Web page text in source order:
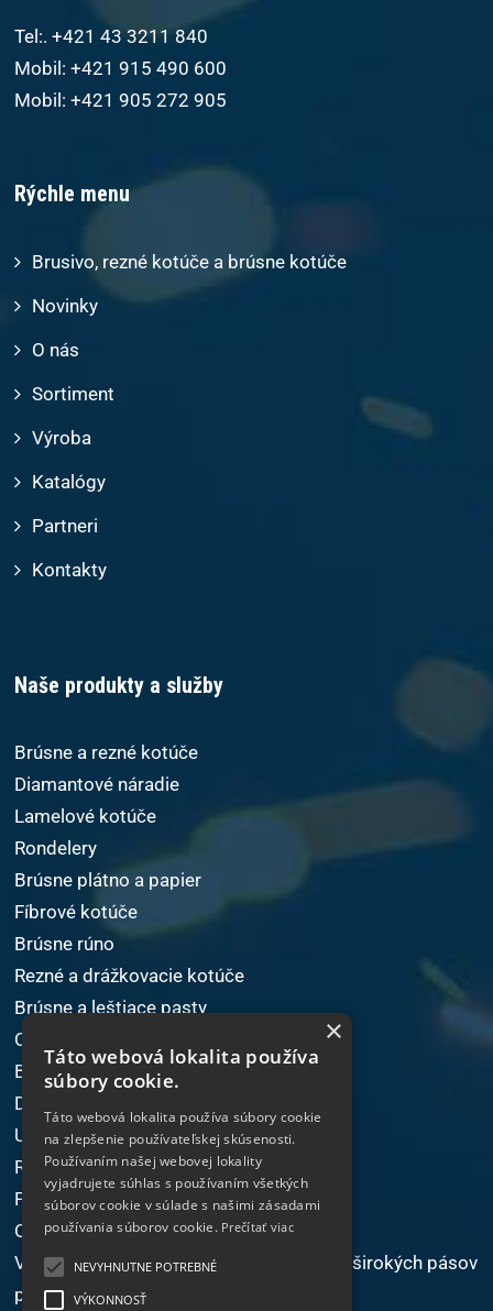
Tel:. +421 43 3211 840
Mobil: +421 915 490 600
Mobil: +421 905 272 905
Rýchle menu
Brusivo, rezné kotúče a brúsne kotúče
Novinky
O nás
Sortiment
Výroba
Katalógy
Partneri
Kontakty
Naše produkty a služby
Brúsne a rezné kotúče
Diamantové náradie
Lamelové kotúče
Rondelery
Brúsne plátno a papier
Fíbrové kotúče
Brúsne rúno
Rezné a drážkovacie kotúče
Brúsne a leštiace pasty
Omieľacie telieska
Brúsiace zrná
Dielenské náradie
Upínacie náradie
Ručné elektrické náradie
Frézovacie nástroje
Ochranné pomôcky
Výroba nekonečných brúsnych úzkych aj širokých pásov
podľa potrieb odberateľa
×
Táto webová lokalita používa
súbory cookie.
Táto webová lokalita používa súbory cookie
na zlepšenie používateľskej skúsenosti.
Používaním našej webovej lokality
vyjadrujete súhlas s používaním všetkých
súborov cookie v súlade s našimi zásadami
používania súborov cookie. Prečítať viac
NEVYHNUTNE POTREBNÉ
VÝKONNOSŤ